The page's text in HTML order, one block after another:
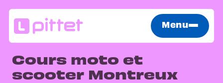
Menu
Cours moto et
scooter Montreux